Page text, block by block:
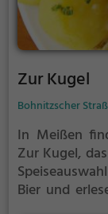
Zur Kugel
Bohnitzscher
In Meißen
Zur Kugel,
Bier und